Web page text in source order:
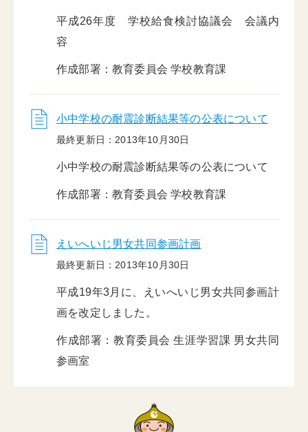
平成26年度 学校給食検討協議会 会議内
容
作成部署：教育委員会 学校教育課
小中学校の耐震診断結果等の公表について
最終更新日：2013年10月30日
小中学校の耐震診断結果等の公表について
作成部署：教育委員会 学校教育課
えいへいじ男女共同参画計画
最終更新日：2013年10月30日
平成19年3月に、えいへいじ男女共同参画計
画を改定しました。
作成部署：教育委員会 生涯学習課 男女共同
参画室